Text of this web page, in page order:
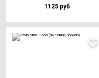
1125 руб